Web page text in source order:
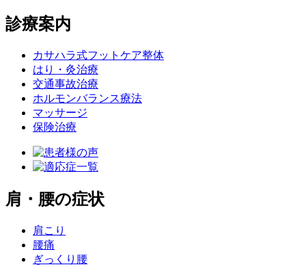
診療案内
カサハラ式フットケア整体
はり・灸治療
交通事故治療
ホルモンバランス療法
マッサージ
保険治療
肩・腰の症状
肩こり
腰痛
ぎっくり腰